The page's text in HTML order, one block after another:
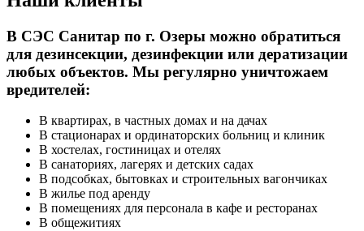
В СЭС Санитар по г. Озеры можно обратиться
для дезинсекции, дезинфекции или дератизации
любых объектов. Мы регулярно уничтожаем
вредителей:
В квартирах, в частных домах и на дачах
В стационарах и ординаторских больниц и клиник
В хостелах, гостиницах и отелях
В санаториях, лагерях и детских садах
В подсобках, бытовках и строительных вагончиках
В жилье под аренду
В помещениях для персонала в кафе и ресторанах
В общежитиях